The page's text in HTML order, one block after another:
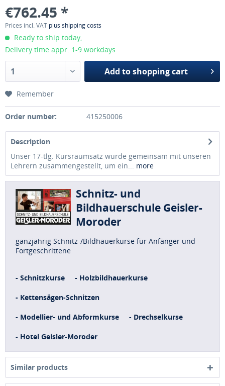
€762.45 *
Prices incl. VAT plus shipping costs
Ready to ship today,
Delivery time appr. 1-9 workdays
Add toshopping cart
Remember
Order number: 415250006
Description
Unser 17-tlg. Kursraumsatz wurde gemeinsam mit unseren
Lehrern zusammengestellt, um ein... more
Schnitz- und
Bildhauerschule Geisler-
Moroder
ganzjährig Schnitz-/Bildhauerkurse für Anfänger und
Fortgeschrittene
- Schnitzkurse - Holzbildhauerkurse
- Kettensägen-Schnitzen
- Modellier- und Abformkurse - Drechselkurse
- Hotel Geisler-Moroder
Similar products